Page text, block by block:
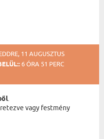
11 AUGUSZTUS
6 ÓRA 51 PERC
.
vagy festmény